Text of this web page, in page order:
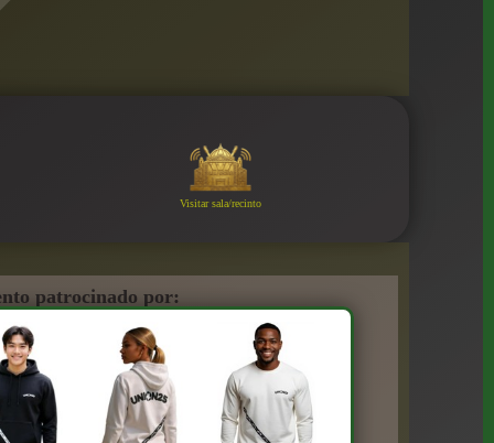
Visitar sala/recinto
patrocinado por: